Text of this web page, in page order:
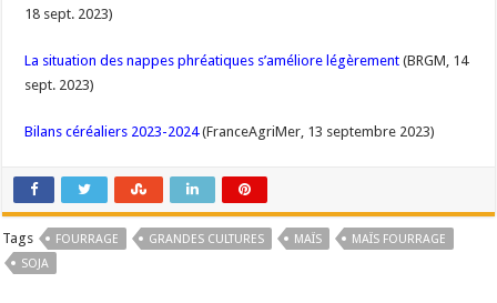
18 sept. 2023)
La situation des nappes phréatiques s’améliore légèrement (BRGM, 14
sept. 2023)
Bilans céréaliers 2023-2024 (FranceAgriMer, 13 septembre 2023)
Tags FOURRAGE GRANDES CULTURES MAÏS
MAÏS FOURRAGE
SOJA